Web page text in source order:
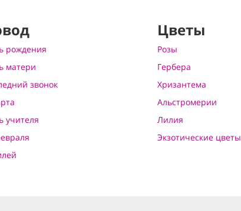
рождения
матери
звонок
учителя
Цветы
Розы
Гербера
Хризантема
Альстромерии
Лилия
Экзотические цветы